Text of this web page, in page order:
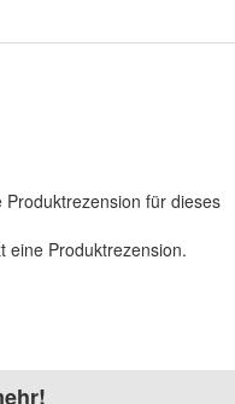
Produktrezension für dieses
eine Produktrezension.